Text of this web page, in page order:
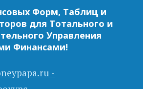
Форм, Таблиц и
для Тотального и
Управления
Финансами!